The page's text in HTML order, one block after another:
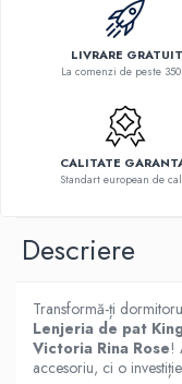
LIVRARE
La comenzi de peste 350
CALITATE
Standart european de
Descriere
Transformă-ți
Lenjeria de pat
Victoria Rina Rose!
accesoriu, ci o